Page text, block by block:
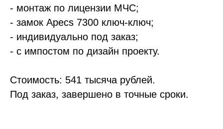
- монтаж по лицензии МЧС;
- замок Apecs 7300 ключ-ключ;
- индивидуально под заказ;
- с импостом по дизайн проекту.
Стоимость: 541 тысяча рублей.
Под заказ, завершено в точные сроки.